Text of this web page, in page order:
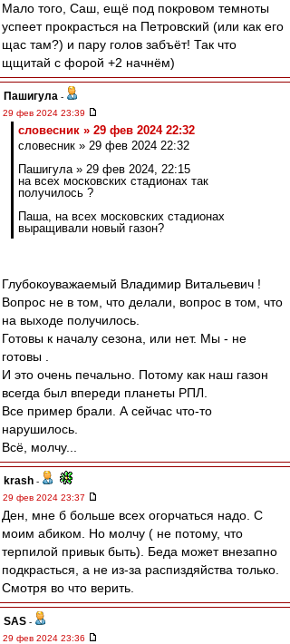
Мало того, Саш, ещё под покровом темноты
успеет прокрасться на Петровский (или как его
щас там?) и пару голов забъёт! Так что
щщитай с форой +2 начнём)
Пашигула -
29 фев 2024 23:39
словесник » 29 фев 2024 22:32
словесник » 29 фев 2024 22:32
Пашигула » 29 фев 2024, 22:15
на всех московских стадионах так
получилось ?
Паша, на всех московских стадионах
выращивали новый газон?
Глубокоуважаемый Владимир Витальевич !
Вопрос не в том, что делали, вопрос в том, что
на выходе получилось.
Готовы к началу сезона, или нет. Мы - не
готовы .
И это очень печально. Потому как наш газон
всегда был впереди планеты РПЛ.
Все пример брали. А сейчас что-то
нарушилось.
Всё, молчу...
krash -
29 фев 2024 23:37
Ден, мне б больше всех огорчаться надо. С
моим абиком. Но молчу ( не потому, что
терпилой привык быть). Беда может внезапно
подкрасться, а не из-за распиздяйства только.
Смотря во что верить.
SAS -
29 фев 2024 23:36